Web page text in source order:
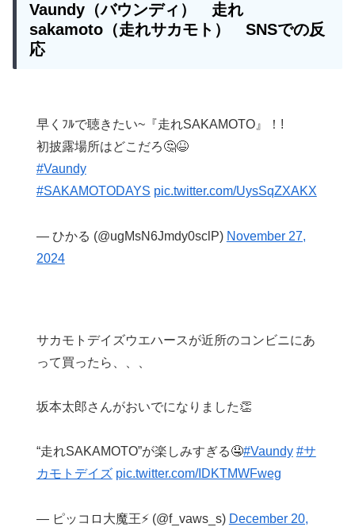
Vaundy（バウンディ） 走れ
sakamoto（走れサカモト） SNSでの反
応
早くﾌﾙで聴きたい~『走れSAKAMOTO』！!
初披露場所はどこだろ🤔😆
#Vaundy
#SAKAMOTODAYS pic.twitter.com/UysSqZXAKX
— ひかる (@ugMsN6Jmdy0sclP) November 27,
2024
サカモトデイズウエハースが近所のコンビニにあ
って買ったら、、、
坂本太郎さんがおいでになりました👏
“走れSAKAMOTO”が楽しみすぎる🤤#Vaundy #サ
カモトデイズ pic.twitter.com/IDKTMWFweg
— ピッコロ大魔王⚡️ (@f_vaws_s) December 20,